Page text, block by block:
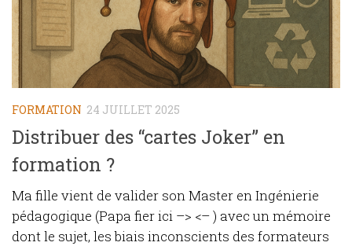
FORMATION 24 JUILLET 2025
Distribuer des “cartes Joker” en
formation ?
Ma fille vient de valider son Master en Ingénierie
pédagogique (Papa fier ici –> <– ) avec un mémoire
dont le sujet, les biais inconscients des formateurs